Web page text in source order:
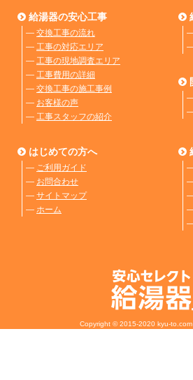
給湯器の安心工事
― 交換工事の流れ
― 工事の対応エリア
― 工事の現地調査エリア
― 工事費用の詳細
― 交換工事の施工事例
― お客様の声
― 工事スタッフの紹介
はじめての方へ
― ご利用ガイド
― お問合わせ
― サイトマップ
― ホーム
Copyright © 2015-2020 kyu-to.com